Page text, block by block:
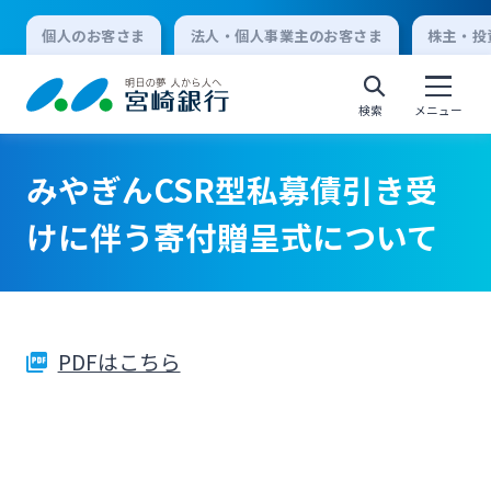
個人のお客さま 法人・個人事業主のお客さま 株主・
検索 メニュー
個人向けインターネットバンキング
ログオン
法人向けインターネットバンキング
みやぎんCSR型私募債引き受
けに伴う寄付贈呈式について
PDFはこちら